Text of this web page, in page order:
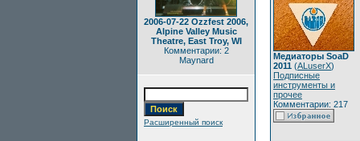
2006-07-22 Ozzfest 2006,
Alpine Valley Music
Theatre, East Troy, WI
Комментарии: 2
Maynard
Расширенный поиск
Медиаторы SoaD
2011 (ALuserX)
Подписные
инструменты и
прочее
Комментарии: 217